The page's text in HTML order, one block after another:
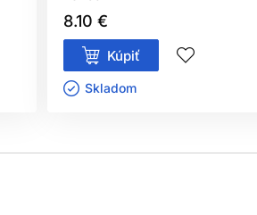
8.10 €
Kúpiť
Skladom ㅤ